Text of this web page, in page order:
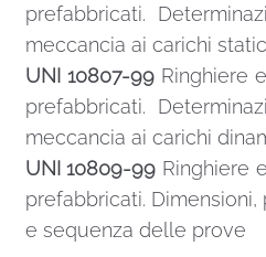
prefabbricati.
meccancia ai carichi
UNI 10807-99Ringhiere
prefabbricati.
meccancia ai carichi
UNI 10809-99 Ringhiere
prefabbricati.
e sequenza delle prove